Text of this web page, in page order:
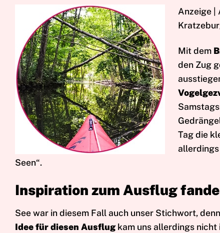
Anzeige |
Mit dem
den Zug
Tag die
allerdings
Seen“.
Inspiration zum Ausflug
See war in diesem Fall auch unser Stichwort,
Idee für diesen Ausflug kam uns allerdings nicht